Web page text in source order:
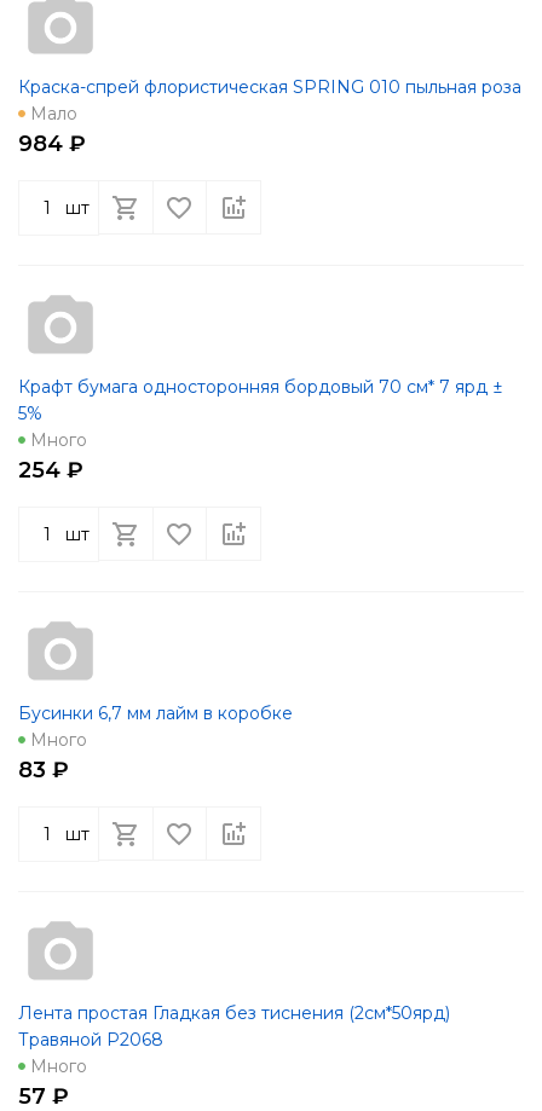
Краска-спрей флористическая SPRING 010 пыльная роза
Мало
984 ₽
шт
Крафт бумага односторонняя бордовый 70 см* 7 ярд ±
5%
Много
254 ₽
шт
Бусинки 6,7 мм лайм в коробке
Много
83 ₽
шт
Лента простая Гладкая без тиснения (2см*50ярд)
Травяной Р2068
Много
57 ₽